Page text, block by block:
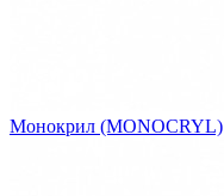
Монокрил (MONOCRYL)